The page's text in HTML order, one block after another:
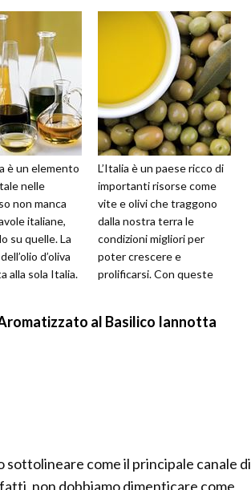
è un elemento
nelle
non manca
italiane,
su quelle. La
d’oliva
alla sola Italia.
L’Italia è un paese ricco di
importanti risorse come
vite e olivi che traggono
dalla nostra terra le
condizioni migliori per
poter crescere e
prolificarsi. Con queste
al Basilico Iannotta
come il principale canale di
non dobbiamo dimenticare come